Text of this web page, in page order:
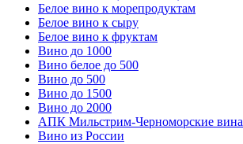
Белое вино к морепродуктам
Белое вино к сыру
Белое вино к фруктам
Вино до 1000
Вино белое до 500
Вино до 500
Вино до 1500
Вино до 2000
АПК Мильстрим-Черноморские вина
Вино из России